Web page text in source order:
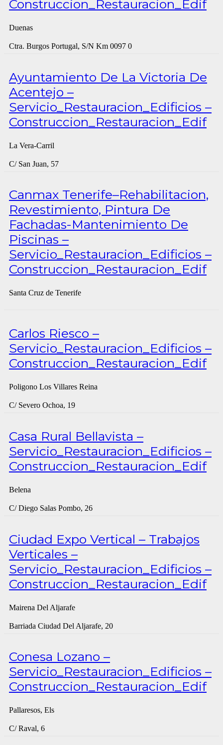
Construccion_Restauracion_Edif
Duenas
Ctra. Burgos Portugal, S/N Km 0097 0
Ayuntamiento De La Victoria De
Acentejo –
Servicio_Restauracion_Edificios –
Construccion_Restauracion_Edif
La Vera-Carril
C/ San Juan, 57
Canmax Tenerife–Rehabilitacion,
Revestimiento, Pintura De
Fachadas-Mantenimiento De
Piscinas –
Servicio_Restauracion_Edificios –
Construccion_Restauracion_Edif
Santa Cruz de Tenerife
Carlos Riesco –
Servicio_Restauracion_Edificios –
Construccion_Restauracion_Edif
Poligono Los Villares Reina
C/ Severo Ochoa, 19
Casa Rural Bellavista –
Servicio_Restauracion_Edificios –
Construccion_Restauracion_Edif
Belena
C/ Diego Salas Pombo, 26
Ciudad Expo Vertical – Trabajos
Verticales –
Servicio_Restauracion_Edificios –
Construccion_Restauracion_Edif
Mairena Del Aljarafe
Barriada Ciudad Del Aljarafe, 20
Conesa Lozano –
Servicio_Restauracion_Edificios –
Construccion_Restauracion_Edif
Pallaresos, Els
C/ Raval, 6